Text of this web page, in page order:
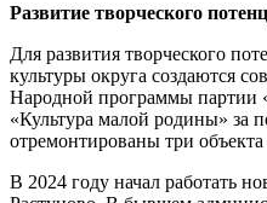
Развитие творческого
Для развития творческого
культуры округа создаются
Народной программы партии
«Культура малой родины» за
отремонтированы три объекта
В 2024 году начал работать